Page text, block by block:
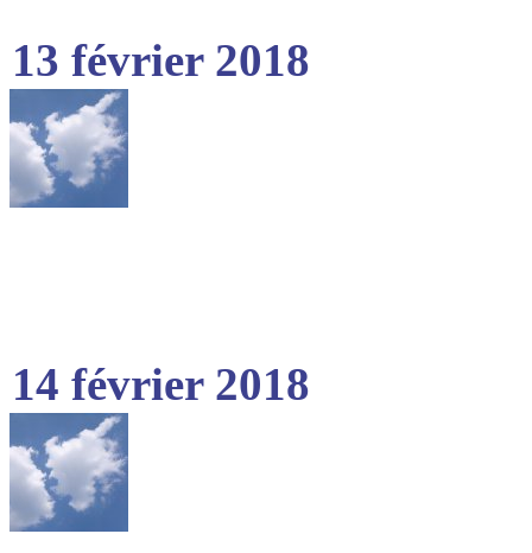
13 février 2018
14 février 2018